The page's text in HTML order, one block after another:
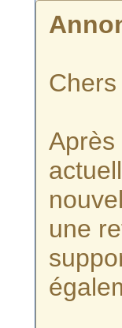
Après
une